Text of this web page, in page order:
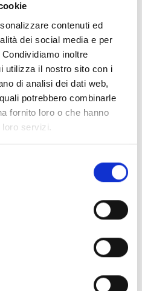
contenuti ed
dei social media e per
inoltre
utilizza il nostro sito con i
di analisi dei dati web,
potrebbero combinarle
fornito loro o che hanno
servizi.
ESTREMA
DELLA
Akira stanno
e convivono. Da
incidente diversi anni
a rotelle e nella vita
adora ha le sue piccole
che affronta con
prova anche: